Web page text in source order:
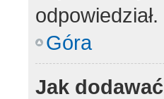
odpowiedział.
Góra
Jak